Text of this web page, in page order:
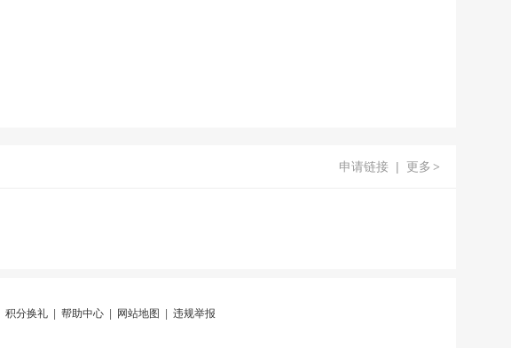
申请链接 | 更多 >
积分换礼 帮助中心 网站地图 违规举报